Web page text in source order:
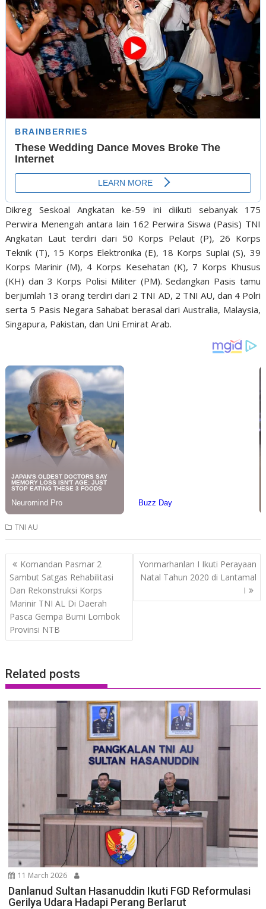
Dikreg Seskoal Angkatan ke-59 ini diikuti sebanyak 175
Perwira Menengah antara lain 162 Perwira Siswa (Pasis) TNI
Angkatan Laut terdiri dari 50 Korps Pelaut (P), 26 Korps
Teknik (T), 15 Korps Elektronika (E), 18 Korps Suplai (S), 39
Korps Marinir (M), 4 Korps Kesehatan (K), 7 Korps Khusus
(KH) dan 3 Korps Polisi Militer (PM). Sedangkan Pasis tamu
berjumlah 13 orang terdiri dari 2 TNI AD, 2 TNI AU, dan 4 Polri
serta 5 Pasis Negara Sahabat berasal dari Australia, Malaysia,
Singapura, Pakistan, dan Uni Emirat Arab.
TNI AU
Post
navigation
Komandan Pasmar 2
Sambut Satgas Rehabilitasi
Dan Rekonstruksi Korps
Marinir TNI AL Di Daerah
Pasca Gempa Bumi Lombok
Provinsi NTB
Yonmarhanlan I Ikuti Perayaan
Natal Tahun 2020 di Lantamal
I
Related posts
11 March 2026
Danlanud Sultan Hasanuddin Ikuti FGD Reformulasi
Gerilya Udara Hadapi Perang Berlarut